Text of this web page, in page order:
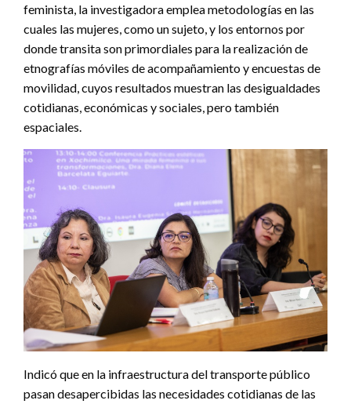
feminista, la investigadora emplea metodologías en las
cuales las mujeres, como un sujeto, y los entornos por
donde transita son primordiales para la realización de
etnografías móviles de acompañamiento y encuestas de
movilidad, cuyos resultados muestran las desigualdades
cotidianas, económicas y sociales, pero también
espaciales.
Indicó que en la infraestructura del transporte público
pasan desapercibidas las necesidades cotidianas de las